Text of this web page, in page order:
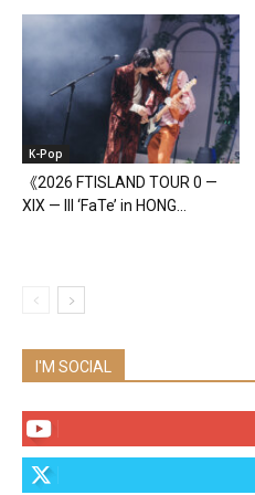
K-Pop
《2026 FTISLAND TOUR 0 —
XIX — III ‘FaTe’ in HONG...
I'M SOCIAL